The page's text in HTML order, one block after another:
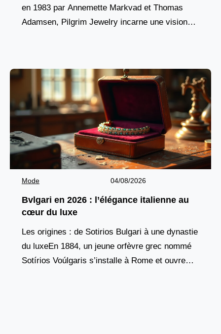
en 1983 par Annemette Markvad et Thomas
Adamsen, Pilgrim Jewelry incarne une vision
Mode 04/08/2026
Bvlgari en 2026 : l’élégance italienne au
cœur du luxe
Les origines : de Sotirios Bulgari à une dynastie
du luxeEn 1884, un jeune orfèvre grec nommé
Sotírios Voúlgaris s’installe à Rome et ouvre